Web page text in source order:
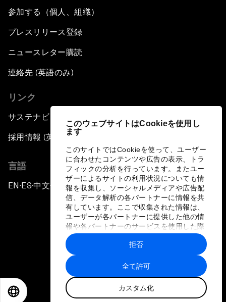
このウェブサイトはCookieを使用し
ます
このサイトではCookieを使って、ユーザー
に合わせたコンテンツや広告の表示、トラ
フィックの分析を行っています。またユー
ザーによるサイトの利用状況についても情
報を収集し、ソーシャルメディアや広告配
信、データ解析の各パートナーに情報を共
有しています。ここで収集された情報は、
ユーザーが各パートナーに提供した他の情
報や各パートナーのサービスを使用した際
に収集された情報と組み合わされ、各パー
トナーによって使用されることがありま
す。
全て許可
カスタム化
拒否
参加する（個人、組織）
プレスリリース登録
ニュースレター購読
連絡先 (英語のみ)
リンク
サステナビリティへの取り組み
採用情報 (英語のみ)
言語
EN ▪ES▪中文▪ 日本語
プライバシーポリシーと利用規約
サイトマップ
©
世界経済フォーラム